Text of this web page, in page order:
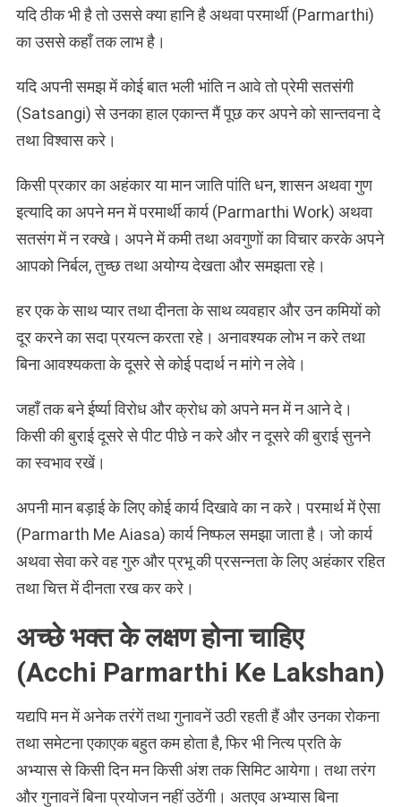
यदि ठीक भी है तो उससे क्या हानि है अथवा परमार्थी (Parmarthi)
का उससे कहाँ तक लाभ है।
यदि अपनी समझ में कोई बात भली भांति न आवे तो प्रेमी सतसंगी
(Satsangi) से उनका हाल एकान्त मैं पूछ कर अपने को सान्तवना दे
तथा विश्वास करे।
किसी प्रकार का अहंकार या मान जाति पांति धन, शासन अथवा गुण
इत्यादि का अपने मन में परमार्थी कार्य (Parmarthi Work) अथवा
सतसंग में न रक्खे। अपने में कमी तथा अवगुणों का विचार करके अपने
आपको निर्बल, तुच्छ तथा अयोग्य देखता और समझता रहे।
हर एक के साथ प्यार तथा दीनता के साथ व्यवहार और उन कमियों को
दूर करने का सदा प्रयत्न करता रहे। अनावश्यक लोभ न करे तथा
बिना आवश्यकता के दूसरे से कोई पदार्थ न मांगे न लेवे।
जहाँ तक बने ईर्ष्या विरोध और क्रोध को अपने मन में न आने दे।
किसी की बुराई दूसरे से पीट पीछे न करे और न दूसरे की बुराई सुनने
का स्वभाव रखें।
अपनी मान बड़ाई के लिए कोई कार्य दिखावे का न करे। परमार्थ में ऐसा
(Parmarth Me Aiasa) कार्य निष्फल समझा जाता है। जो कार्य
अथवा सेवा करे वह गुरु और प्रभू की प्रसन्नता के लिए अहंकार रहित
तथा चित्त में दीनता रख कर करे।
अच्छे भक्त के लक्षण होना चाहिए
(Acchi Parmarthi Ke Lakshan)
यद्यपि मन में अनेक तरंगें तथा गुनावनें उठी रहती हैं और उनका रोकना
तथा समेटना एकाएक बहुत कम होता है, फिर भी नित्य प्रति के
अभ्यास से किसी दिन मन किसी अंश तक सिमिट आयेगा। तथा तरंग
और गुनावनें बिना प्रयोजन नहीं उठेंगी। अतएव अभ्यास बिना